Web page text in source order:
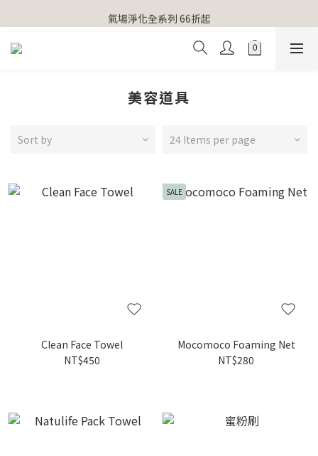
【官網獨家】首次消費 不限金額 即送 香遇熊超人行李吊牌
氣場淨化全系列 66折起
【官網獨家】首次消費 不限金額 即送 香遇熊超人行李吊牌
美容道具
Sort by 24 Items per page
Clean Face Towel
NT$450
SALE
Mocomoco Foaming Net
NT$280